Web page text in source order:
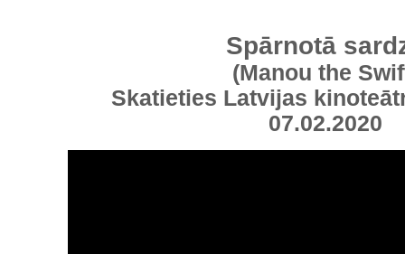
Spārnotā
(Manou the
Skatieties Latvijas
07.02.2020